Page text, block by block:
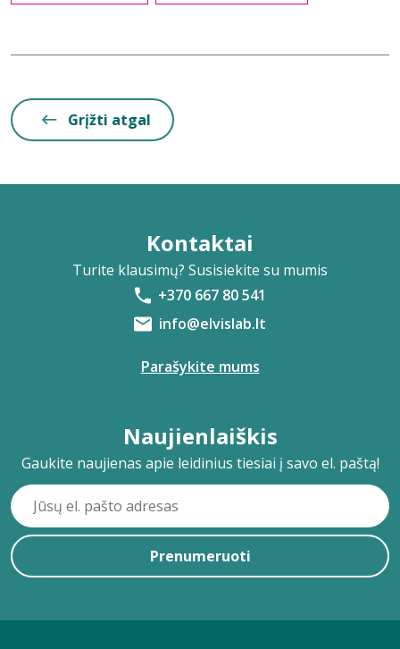
Grįžti atgal
Kontaktai
Turite klausimų? Susisiekite su mumis
+370 667 80 541
info@elvislab.lt
Parašykite mums
Naujienlaiškis
Gaukite naujienas apie leidinius tiesiai į savo el. paštą!
Prenumeruoti